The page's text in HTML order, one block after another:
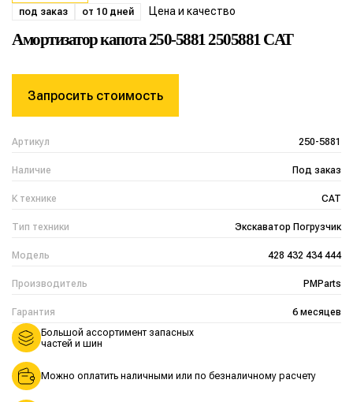
под заказ от 10 дней Цена и качество
Амортизатор капота 250-5881 2505881 CAT
Артикул 250-5881
Наличие Под заказ
К технике CAT
Тип техники Экскаватор Погрузчик
Модель 428 432 434 444
Производитель PMParts
Гарантия 6 месяцев
Запросить стоимость
Большой ассортимент запасных
частей и шин
Можно оплатить наличными или по безналичному расчету